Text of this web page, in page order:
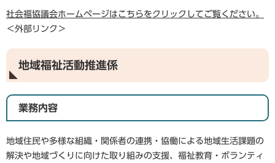
社会福協議会ホームページはこちらをクリックしてご覧ください。
＜外部リンク＞
地域福祉活動推進係
業務内容
地域住民や多様な組織・関係者の連携・協働による地域生活課題の
解決や地域づくりに向けた取り組みの支援、福祉教育・ボランティ